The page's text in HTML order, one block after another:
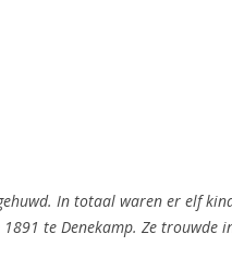
In totaal waren er elf
te Denekamp. Ze trouwde